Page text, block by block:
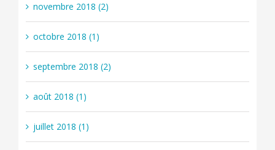
novembre 2018 (2)
octobre 2018 (1)
septembre 2018 (2)
août 2018 (1)
juillet 2018 (1)